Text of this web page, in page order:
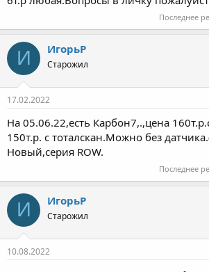
Последнее
И ИгорьР
Старожил
17.02.2022
На 05.06.22,есть Карбон7,.,цена
150т.р. с тоталскан.Можно без
Новый,серия ROW.
Последнее
И ИгорьР
Старожил
10.08.2022